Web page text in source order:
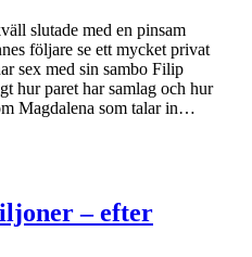
slutade med en pinsam
följare se ett mycket privat
sex med sin sambo Filip
hur paret har samlag och hur
Magdalena som talar in…
– efter